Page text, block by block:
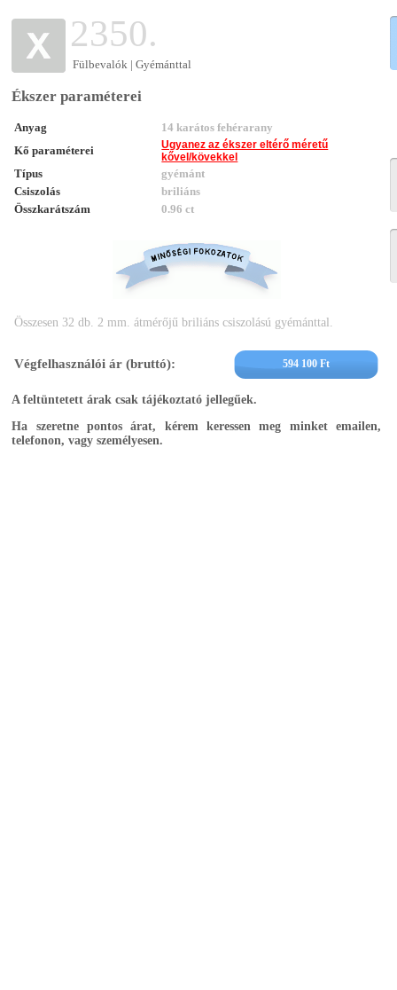
2350.
Fülbevalók | Gyémánttal
Ékszer paraméterei
Anyag
14 karátos fehérarany
Kő paraméterei
Ugyanez az ékszer eltérő méretű
kővel/kövekkel
Típus
gyémánt
Csiszolás
briliáns
Összkarátszám
0.96 ct
Összesen 32 db. 2 mm. átmérőjű briliáns csiszolású gyémánttal.
Végfelhasználói ár (bruttó): 594 100 Ft
A feltüntetett árak csak tájékoztató jellegűek.
Ha szeretne pontos árat, kérem keressen meg minket emailen,
telefonon, vagy személyesen.